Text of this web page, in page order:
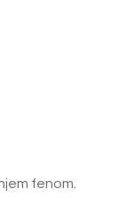
fenom.